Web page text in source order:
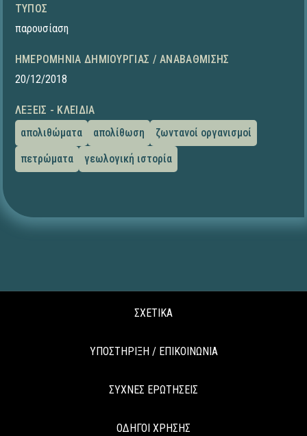
ΤΎΠΟΣ
παρουσίαση
ΗΜΕΡΟΜΗΝΊΑ ΔΗΜΙΟΥΡΓΊΑΣ / ΑΝΑΒΆΘΜΙΣΗΣ
20/12/2018
ΛΈΞΕΙΣ - ΚΛΕΙΔΙΆ
απολιθώματα
απολίθωση
ζωντανοί οργανισμοί
πετρώματα
γεωλογική ιστορία
ΣΧΕΤΙΚΑ
ΥΠΟΣΤΗΡΙΞΗ / ΕΠΙΚΟΙΝΩΝΙΑ
ΣΥΧΝΕΣ ΕΡΩΤΗΣΕΙΣ
ΟΔΗΓΟΙ ΧΡΗΣΗΣ